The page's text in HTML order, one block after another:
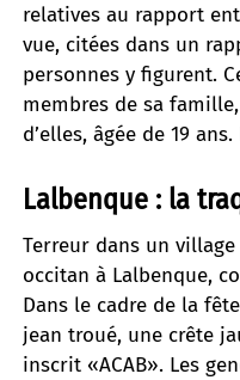
relatives au rapport
vue, citées dans un
personnes y figurent.
membres de sa
d’elles, âgée de 19
Lalbenque : la
Terreur dans un
occitan à Lalbenque,
Dans le cadre de la
jean troué, une crête
inscrit «ACAB». Les